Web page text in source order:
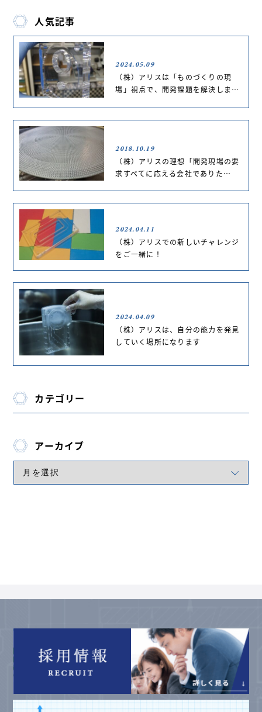
人気記事
2024.05.09
（株）アリスは「ものづくりの現
場」視点で、開発課題を解決しま…
2018.10.19
（株）アリスの理想「開発現場の要
求すべてに応える会社でありた…
2024.04.11
（株）アリスでの新しいチャレンジ
をご一緒に！
2024.04.09
（株）アリスは、自分の能力を発見
していく場所になります
カテゴリー
アーカイブ